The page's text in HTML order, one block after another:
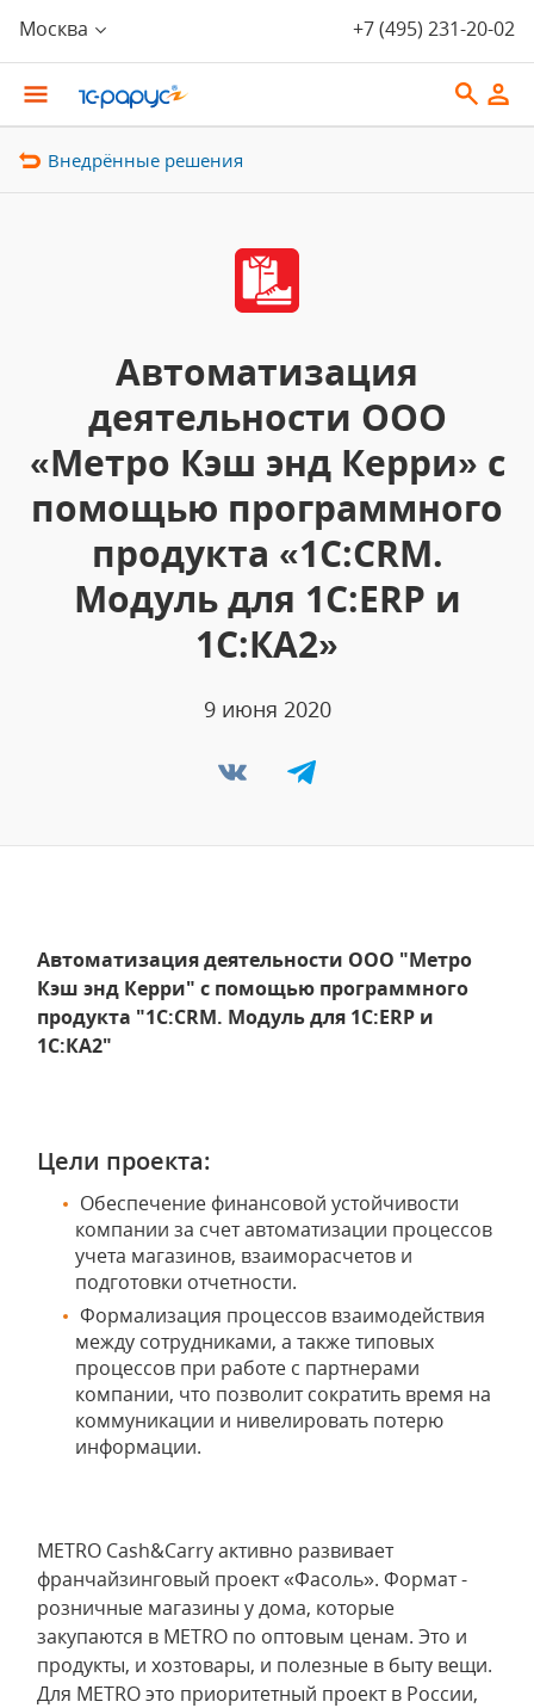
Москва +7 (495) 231-20-02
Внедрённые решения
Автоматизация
деятельности ООО
«Метро Кэш энд Керри» с
помощью программного
продукта «1С:CRM.
Модуль для 1С:ERP и
1С:КА2»
9 июня 2020
Автоматизация деятельности ООО "Метро
Кэш энд Керри" с помощью программного
продукта "1С:CRM. Модуль для 1С:ERP и
1С:КА2"
Цели проекта:
Обеспечение финансовой устойчивости
компании за счет автоматизации процессов
учета магазинов, взаиморасчетов и
подготовки отчетности.
Формализация процессов взаимодействия
между сотрудниками, а также типовых
процессов при работе с партнерами
компании, что позволит сократить время на
коммуникации и нивелировать потерю
информации.
METRO Cash&Carry активно развивает
франчайзинговый проект «Фасоль». Формат -
розничные магазины у дома, которые
закупаются в METRO по оптовым ценам. Это и
продукты, и хозтовары, и полезные в быту вещи.
Для METRO это приоритетный проект в России,